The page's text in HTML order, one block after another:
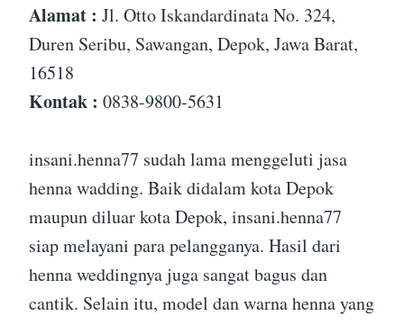
Alamat : Jl. Otto Iskandardinata No. 324,
Duren Seribu, Sawangan, Depok, Jawa Barat,
16518
Kontak : 0838-9800-5631
insani.henna77 sudah lama menggeluti jasa
henna wadding. Baik didalam kota Depok
maupun diluar kota Depok, insani.henna77
siap melayani para pelangganya. Hasil dari
henna weddingnya juga sangat bagus dan
cantik. Selain itu, model dan warna henna yang